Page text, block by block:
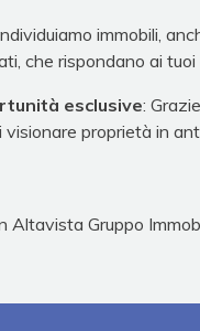
immobili,
che rispondano ai tuoi
esclusive:
proprietà in
Altavista Gruppo